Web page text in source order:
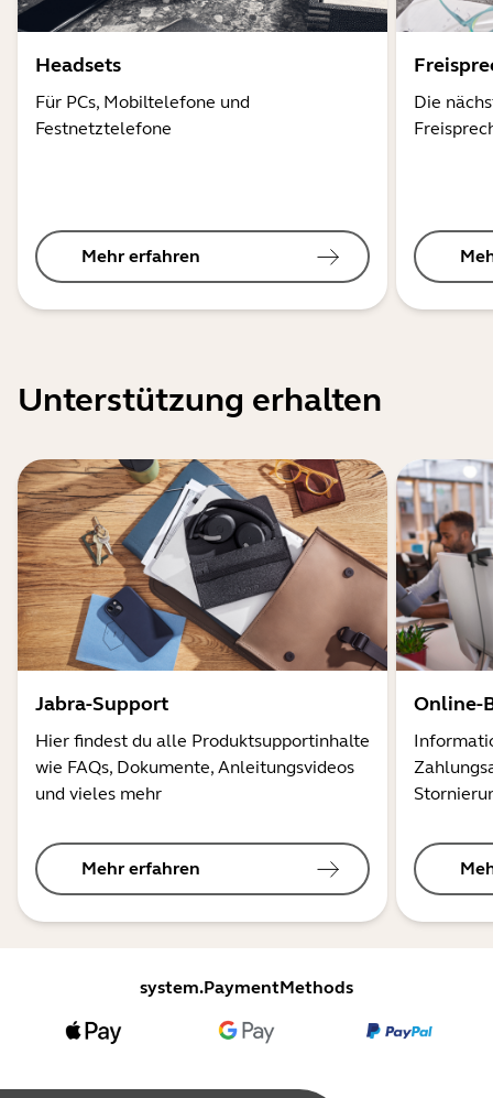
Headsets
Für PCs, Mobiltelefone und
Festnetztelefone
Mehr erfahren
Die
Unterstützung erhalten
Jabra-Support
Hier findest du alle Produktsupportinhalte
wie FAQs, Dokumente, Anleitungsvideos
und vieles mehr
Mehr erfahren
Online-
system.PaymentMethods